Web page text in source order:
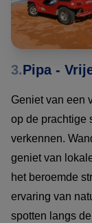
3.Pipa -
Geniet van een
op de prachtige
verkennen.
geniet van
het beroemde
ervaring van
spotten langs